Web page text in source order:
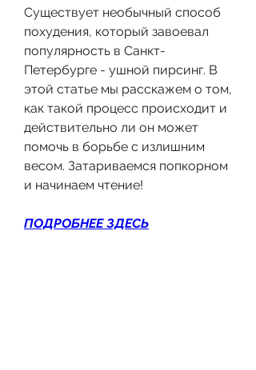
Существует необычный способ
похудения, который завоевал
популярность в Санкт-
Петербурге - ушной пирсинг. В
этой статье мы расскажем о том,
как такой процесс происходит и
действительно ли он может
помочь в борьбе с излишним
весом. Затариваемся попкорном
и начинаем чтение!
ПОДРОБНЕЕ ЗДЕСЬ